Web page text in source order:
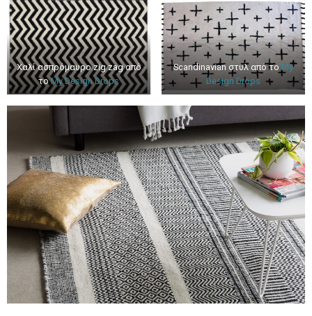
Xαλί ασπρόμαυρο zig zag από
τοMy Design Drops
Scandinavian στυλ από το My
Design Drops